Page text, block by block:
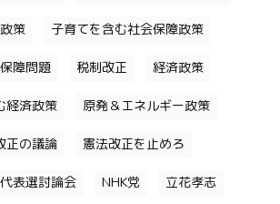
策 子育てを含む社会保障政策
障問題 税制改正 経済政策
経済政策 原発＆エネルギー政策
正の議論 憲法改正を止めろ
表選討論会 NHK党 立花孝志